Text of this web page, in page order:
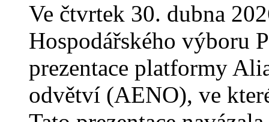
Ve čtvrtek 30. dubna
Hospodářského výboru
prezentace platformy
odvětví (AENO), ve